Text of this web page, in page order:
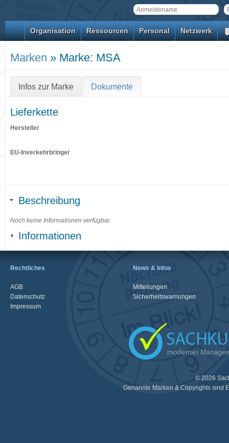
Organisation Ressourcen Personal Netzwerk
Marken » Marke: MSA
Infos zur Marke Dokumente
Lieferkette
Hersteller
EU-Inverkehrbringer
Beschreibung
Noch keine Informationen verfügbar.
Informationen
Rechtliches
AGB
Datenschutz
Impressum
News & Infos
Mitteilungen
Sicherheitswarnungen
© 2026
Genannte Marken & Copyrights sind